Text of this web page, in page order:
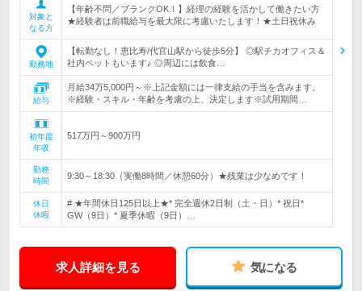
対象と
なる方
【年齢不問／ブランクOK！】経理の経験を活かして働きたい方
★経験者は前職給与を最大限に考慮いたします！★土日祝休み
勤務地
【転勤なし！恵比寿/代官山駅から徒歩5分】 ◎駅チカオフィス＆
社内ペットもいます♪ ◎周辺には飲食…
給与
月給34万5,000円～※上記金額には一律支給の手当を含みます。
※経験・スキル・年齢を考慮の上、決定します※試用期間…
初年度
年収
517万円～900万円
勤務
時間
9:30～18:30（実働8時間／休憩60分）★残業は少なめです！
休日
休暇
# ★年間休日125日以上★* 完全週休2日制（土・日）* 祝日*
GW（9日）* 夏季休暇（9日）…
求人詳細を見る 気になる